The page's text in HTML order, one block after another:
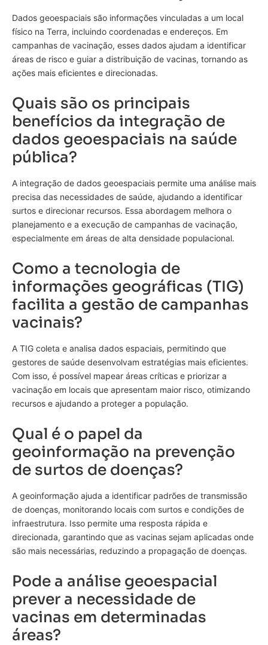
Dados geoespaciais são informações vinculadas a um local
físico na Terra, incluindo coordenadas e endereços. Em
campanhas de vacinação, esses dados ajudam a identificar
áreas de risco e guiar a distribuição de vacinas, tornando as
ações mais eficientes e direcionadas.
Quais são os principais
benefícios da integração de
dados geoespaciais na saúde
pública?
A integração de dados geoespaciais permite uma análise mais
precisa das necessidades de saúde, ajudando a identificar
surtos e direcionar recursos. Essa abordagem melhora o
planejamento e a execução de campanhas de vacinação,
especialmente em áreas de alta densidade populacional.
Como a tecnologia de
informações geográficas (TIG)
facilita a gestão de campanhas
vacinais?
A TIG coleta e analisa dados espaciais, permitindo que
gestores de saúde desenvolvam estratégias mais eficientes.
Com isso, é possível mapear áreas críticas e priorizar a
vacinação em locais que apresentam maior risco, otimizando
recursos e ajudando a proteger a população.
Qual é o papel da
geoinformação na prevenção
de surtos de doenças?
A geoinformação ajuda a identificar padrões de transmissão
de doenças, monitorando locais com surtos e condições de
infraestrutura. Isso permite uma resposta rápida e
direcionada, garantindo que as vacinas sejam aplicadas onde
são mais necessárias, reduzindo a propagação de doenças.
Pode a análise geoespacial
prever a necessidade de
vacinas em determinadas
áreas?